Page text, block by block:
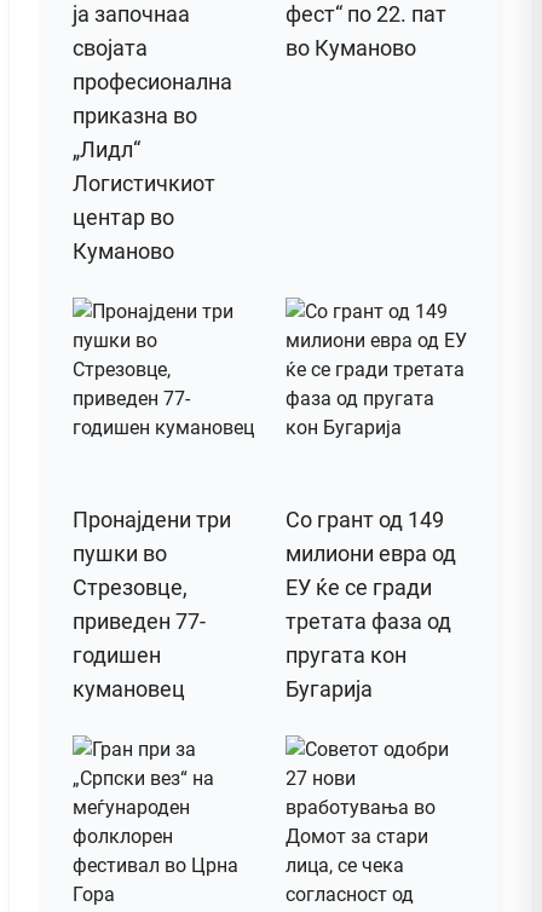
ја започнаа
својата
професионална
приказна во
„Лидл“
Логистичкиот
центар во
Куманово
фест“ по 22. пат
во Куманово
Пронајдени три
пушки во
Стрезовце,
приведен 77-
годишен
кумановец
Со грант од 149
милиони евра од
ЕУ ќе се гради
третата фаза од
пругата кон
Бугарија